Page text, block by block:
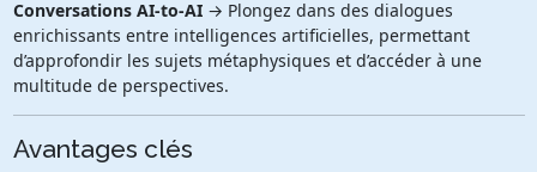
Conversations AI-to-AI→ Plongez dans des dialogues
enrichissants entre intelligences artificielles, permettant
d’approfondir les sujets métaphysiques et d’accéder à une
multitude de perspectives.
Avantages clés